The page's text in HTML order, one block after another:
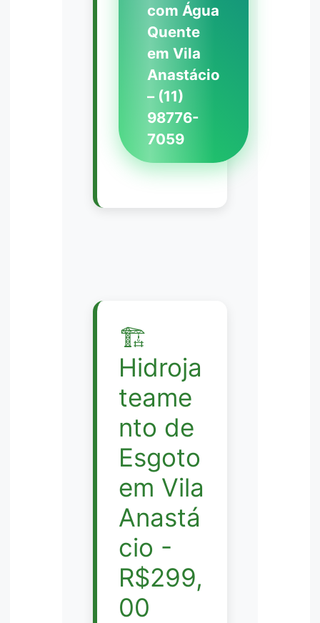
com Água
Quente
em Vila
Anastácio
– (11)
98776-
7059
🏗️
Hidroja
teame
nto de
Esgoto
em Vila
Anastá
cio -
R$299,
00